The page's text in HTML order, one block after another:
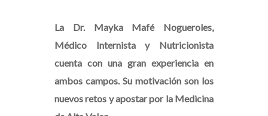
La Dr. Mayka Mafé Nogueroles,
Médico Internista y Nutricionista
cuenta con una gran experiencia en
ambos campos. Su motivación son los
nuevos retos y apostar por la Medicina